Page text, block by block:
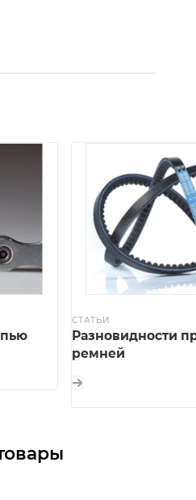
СТАТЬИ
Разновидности
ремней